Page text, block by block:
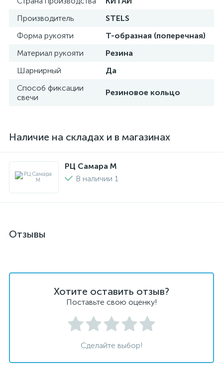
Производитель
STELS
Форма рукояти
Т-образная (поперечная)
Материал рукояти
Резина
Шарнирный
Да
Способ фиксации
свечи
Резиновое кольцо
Наличие на складах и в магазинах
РЦ Самара M
В наличии 1
Отзывы
Хотите оставить отзыв?
Поставьте свою оценку!
Сделайте выбор!